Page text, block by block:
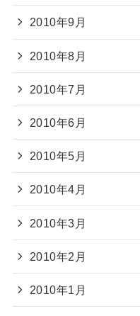
2010年9月
2010年8月
2010年7月
2010年6月
2010年5月
2010年4月
2010年3月
2010年2月
2010年1月